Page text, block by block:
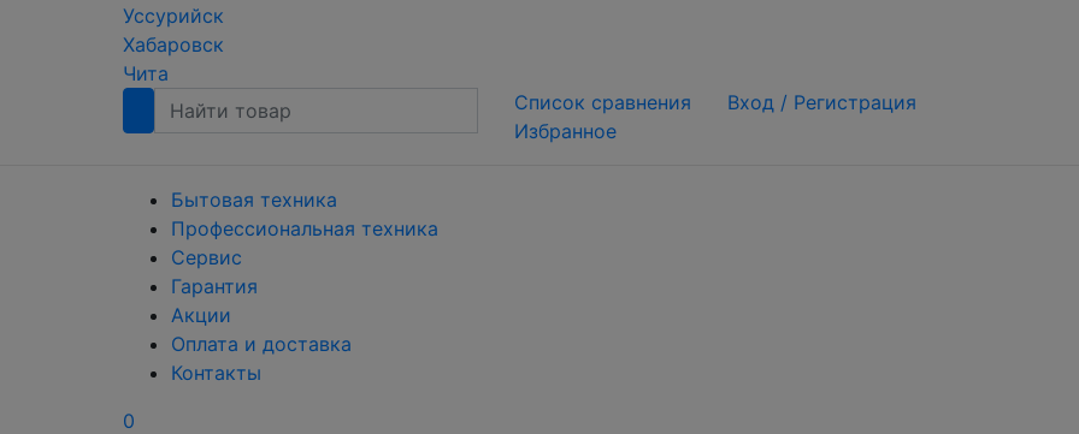
Уссурийск
Хабаровск
Чита
Список сравнения
Избранное
Вход / Регистрация
Бытовая техника
Профессиональная техника
Сервис
Гарантия
Акции
Оплата и доставка
Контакты
0